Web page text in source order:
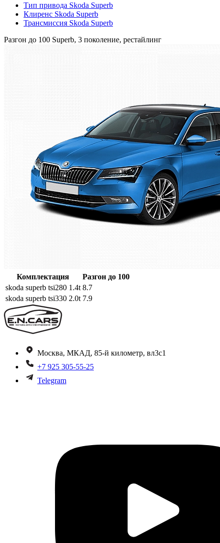
Тип привода Skoda Superb
Клиренс Skoda Superb
Трансмиссия Skoda Superb
Разгон до 100 Superb, 3 поколение, рестайлинг
Комплектация
Разгон до 100
skoda superb tsi280 1.4t 8.7
skoda superb tsi330 2.0t 7.9
Москва, МКАД, 85-й километр, вл3с1
+7 925 305-55-25
Telegram